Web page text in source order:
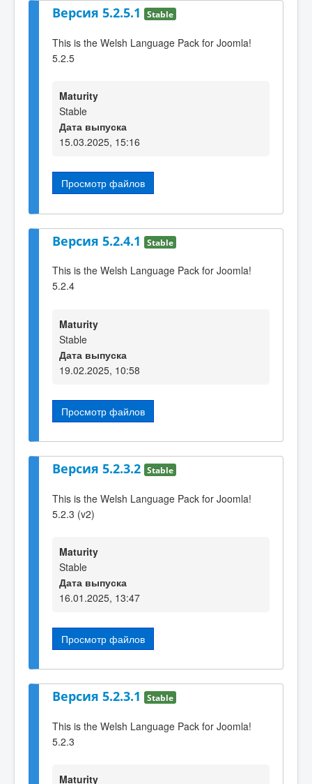
Версия 5.2.5.1 Stable
This is the Welsh Language Pack for Joomla!
5.2.5
Maturity
Stable
Дата выпуска
15.03.2025, 15:16
Просмотр файлов
Версия 5.2.4.1 Stable
This is the Welsh Language Pack for Joomla!
5.2.4
Maturity
Stable
Дата выпуска
19.02.2025, 10:58
Просмотр файлов
Версия 5.2.3.2 Stable
This is the Welsh Language Pack for Joomla!
5.2.3 (v2)
Maturity
Stable
Дата выпуска
16.01.2025, 13:47
Просмотр файлов
Версия 5.2.3.1 Stable
This is the Welsh Language Pack for Joomla!
5.2.3
Maturity